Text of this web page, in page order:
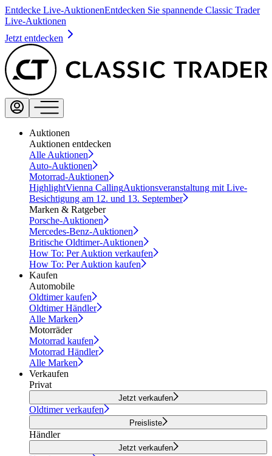
Entdecke Live-AuktionenEntdecken Sie spannende Classic Trader
Live-Auktionen
Jetzt entdecken
Auktionen
Auktionen entdecken
Alle Auktionen
Auto-Auktionen
Motorrad-Auktionen
HighlightVienna CallingAuktionsveranstaltung mit Live-
Besichtigung am 12. und 13. September
Marken & Ratgeber
Porsche-Auktionen
Mercedes-Benz-Auktionen
Britische Oldtimer-Auktionen
How To: Per Auktion verkaufen
How To: Per Auktion kaufen
Kaufen
Automobile
Oldtimer kaufen
Oldtimer Händler
Alle Marken
Motorräder
Motorrad kaufen
Motorrad Händler
Alle Marken
Verkaufen
Privat
Jetzt verkaufen
Oldtimer verkaufen
Preisliste
Händler
Jetzt verkaufen